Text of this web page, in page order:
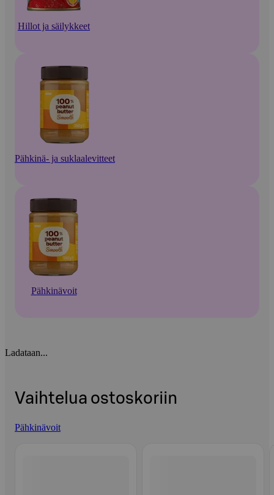
Hillot ja säilykkeet
Pähkinä- ja suklaalevitteet
Pähkinävoit
Ladataan...
Vaihtelua ostoskoriin
Pähkinävoit